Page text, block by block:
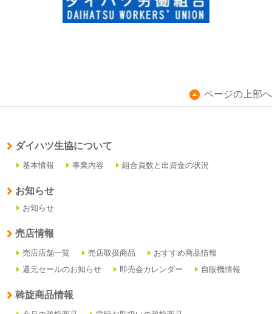
ページの上部へ
ダイハツ生協について
基本情報 事業内容 組合員数と出資金の状況
お知らせ
お知らせ
売店情報
売店店舗一覧 売店取扱商品
おすすめ商品情報
還元セールのお知らせ
即売会カレンダー 自販機情報
斡旋商品情報